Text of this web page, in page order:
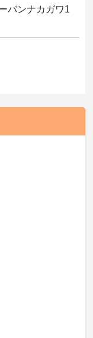
バンナカガワ1